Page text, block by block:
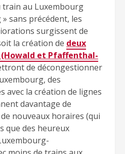
au Luxembourg
sans précédent, les
surgissent de
la création de deux
(Howald et Pfaffenthal-
de décongestionner
des
avec la création de lignes
davantage de
nouveaux horaires (qui
que des heureux